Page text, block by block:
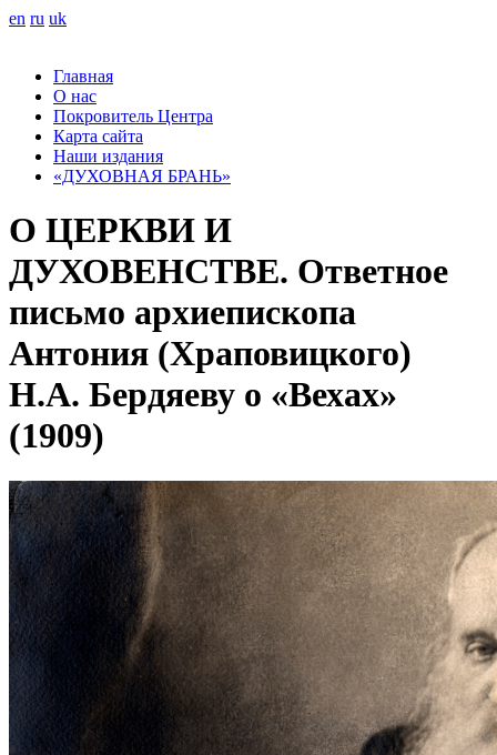
en ru uk
Главная
О нас
Покровитель Центра
Карта сайта
Наши издания
«ДУХОВНАЯ БРАНЬ»
О ЦЕРКВИ И
ДУХОВЕНСТВЕ. Ответное
письмо архиепископа
Антония (Храповицкого)
Н.А. Бердяеву о «Вехах»
(1909)